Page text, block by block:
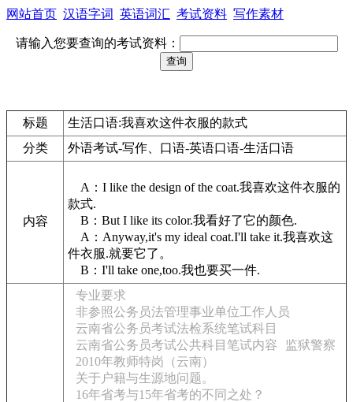
网站首页 汉语字词 英语词汇 考试资料 写作素材
请输入您要查询的考试资料：
标题
生活口语:我喜欢这件衣服的款式
分类
外语考试-写作、口语-英语口语-生活口语
内容
A：I like the design of the coat.我喜欢这件衣服的
款式.
B：But I like its color.我看好了它的颜色.
A：Anyway,it's my ideal coat.I'll take it.我喜欢这
件衣服.就要它了。
B：I'll take one,too.我也要买一件.
专业要求
非参照公务员法管理事业单位工作人员
云南省公务员考试法检系统笔试科目
云南省公务员考试公共科目笔试内容
监狱警察
2010年教师特岗（云南）
关于户籍与生源地问题。
16年省考与15年省考的不同之处？